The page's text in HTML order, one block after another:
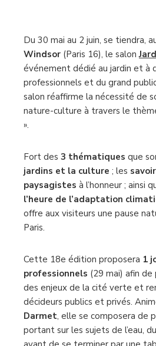
Du 30 mai au 2 juin, se tiendra,
Windsor (Paris 16), le salon
événement dédié au jardin et à
professionnels et du grand
salon réaffirme la nécessité de
nature-culture à travers le
».
Fort des 3 thématiques que
jardins et la culture ; les
paysagistes à l’honneur ; ainsi
l’heure de l’adaptation
offre aux visiteurs une pause
Paris.
Cette 18e édition proposera 1
professionnels (29 mai) afin
des enjeux de la cité verte et
décideurs publics et privés.
Darmet, elle se composera de
portant sur les sujets de l’eau,